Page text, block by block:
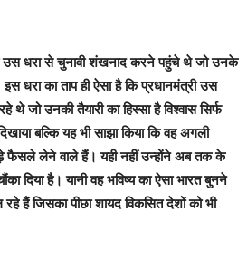
उस धरा से चुनावी शंखनाद करने पहुंचे थे जो उनके
धरा का ताप ही ऐसा है कि प्रधानमंत्री उस
थे जो उनकी तैयारी का हिस्सा है विश्वास सिर्फ
बल्कि यह भी साझा किया कि वह अगली
फैसले लेने वाले हैं। यही नहीं उन्होंने अब तक के
दिया है। यानी वह भविष्य का ऐसा भारत बुनने
हैं जिसका पीछा शायद विकसित देशों को भी